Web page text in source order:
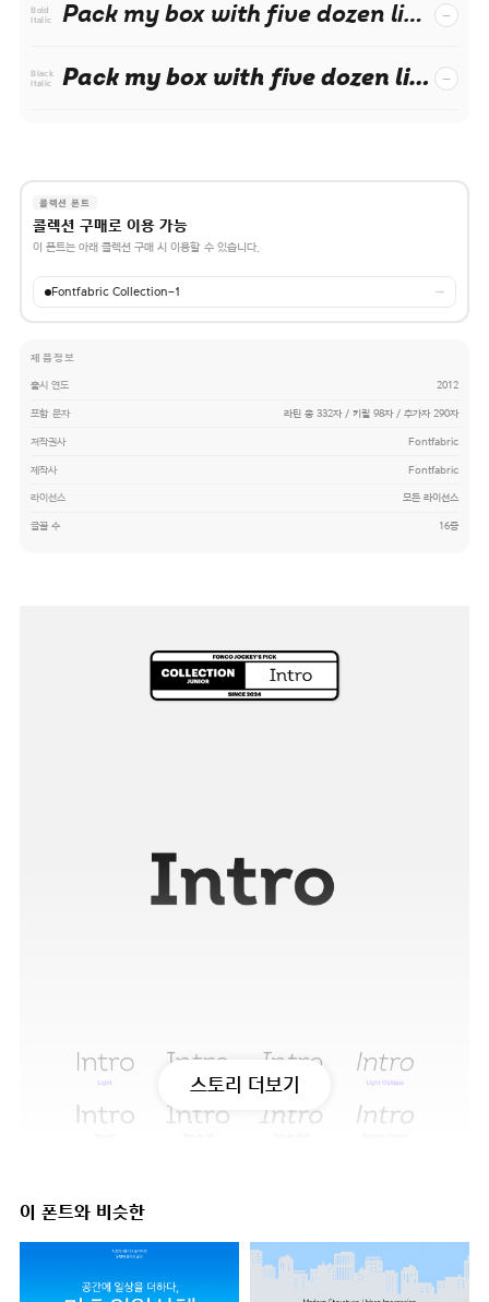
Bold
Italic
Pack my box with five dozen liquor jugs. −
Black
Italic
Pack my box with five dozen liquor jugs. −
콜렉션 폰트
콜렉션 구매로 이용 가능
이 폰트는 아래 콜렉션 구매 시 이용할 수 있습니다.
Fontfabric Collection-1 →
제품정보
출시 연도 2012
포함 문자 라틴 총 332자 / 키릴 98자 / 추가자 290자
저작권사 Fontfabric
제작사 Fontfabric
라이선스 모든 라이선스
글꼴 수 16종
스토리 더보기
이 폰트와 비슷한